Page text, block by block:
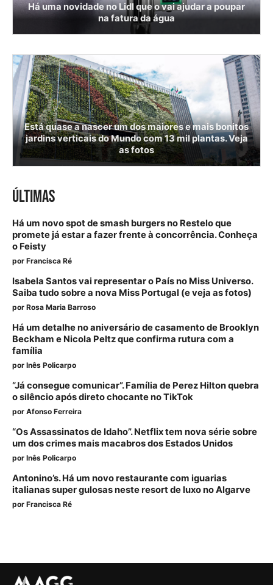
Há uma novidade no Lidl que o vai ajudar a poupar
na fatura da água
Está quase a nascer um dos maiores e mais bonitos
jardins verticais do Mundo com 13 mil plantas. Veja
as fotos
ÚLTIMAS
Há um novo spot de smash burgers no Restelo que
promete já estar a fazer frente à concorrência. Conheça
o Feisty
por Francisca Ré
Isabela Santos vai representar o País no Miss Universo.
Saiba tudo sobre a nova Miss Portugal (e veja as fotos)
por Rosa Maria Barroso
Há um detalhe no aniversário de casamento de Brooklyn
Beckham e Nicola Peltz que confirma rutura com a
família
por Inês Policarpo
“Já consegue comunicar”. Família de Perez Hilton quebra
o silêncio após direto chocante no TikTok
por Afonso Ferreira
“Os Assassinatos de Idaho”. Netflix tem nova série sobre
um dos crimes mais macabros dos Estados Unidos
por Inês Policarpo
Antonino’s. Há um novo restaurante com iguarias
italianas super gulosas neste resort de luxo no Algarve
por Francisca Ré